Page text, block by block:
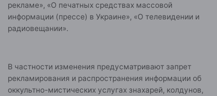
рекламе», «О печатных средствах массовой
информации (прессе) в Украине», «О телевидении и
радиовещании».
В частности изменения предусматривают запрет
рекламирования и распространения информации об
оккультно-мистических услугах знахарей, колдунов,